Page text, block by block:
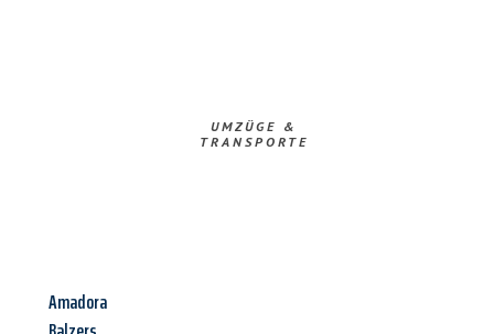
UMZÜGE &
TRANSPORTE
Amadora